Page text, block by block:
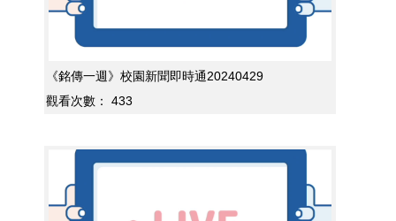
《銘傳一週》校園新聞即時通20240429
觀看次數：
433